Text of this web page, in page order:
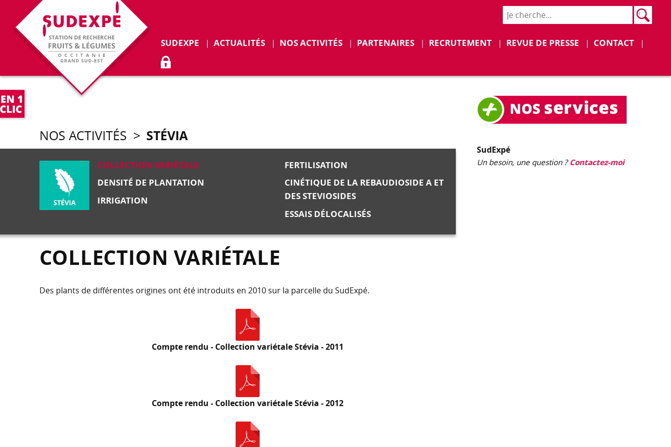
SUDEXPE Déplier
ACTUALITÉS NOS ACTIVITÉS Déplier
PARTENAIRES RECRUTEMENT Déplier
REVUE DE PRESSE Déplier
CONTACT
ACCÈS ADHÉRENTS
NOS ACTIVITÉS > STÉVIA
COLLECTION VARIÉTALE
DENSITÉ DE PLANTATION
IRRIGATION
FERTILISATION
CINÉTIQUE DE LA REBAUDIOSIDE A ET
DES STEVIOSIDES
ESSAIS DÉLOCALISÉS
COLLECTION VARIÉTALE
Des plants de différentes origines ont été introduits en 2010 sur la parcelle du SudExpé.
Compte rendu - Collection variétale Stévia - 2011
Compte rendu - Collection variétale Stévia - 2012
SudExpé
Un besoin, une question ? Contactez-moi